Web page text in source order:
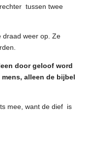
tussen twee
draad weer op. Ze
door geloof word
alleen de bijbel
mee, want de dief is